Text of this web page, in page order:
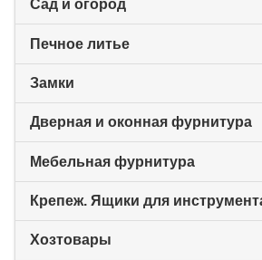
Сад и огород
Печное литье
Замки
Дверная и оконная фурнитура
Мебельная фурнитура
Крепеж. Ящики для
Хозтовары